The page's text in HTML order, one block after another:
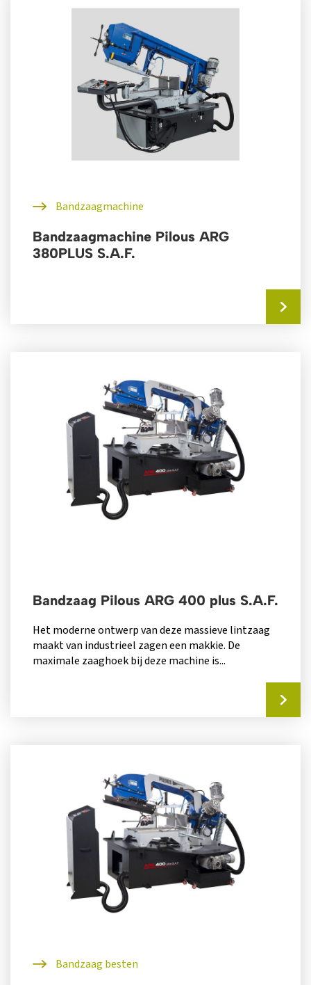
Bandzaagmachine
Bandzaagmachine Pilous ARG
380PLUS S.A.F.
Bandzaag Pilous ARG 400 plus S.A.F.
Het moderne ontwerp van deze massieve lintzaag
maakt van industrieel zagen een makkie. De
maximale zaaghoek bij deze machine is...
Bandzaag besten